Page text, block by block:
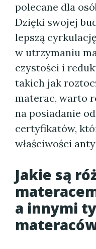
polecane dla
Dzięki swojej
lepszą
w utrzymaniu
czystości i
takich jak
materac, warto
na posiadanie
certyfikatów,
właściwości
Jakie są
a innymi